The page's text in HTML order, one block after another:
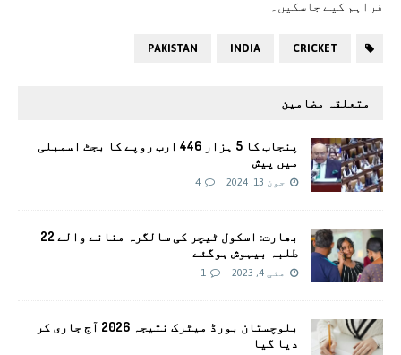
فراہم کیے جاسکیں۔
CRICKET
INDIA
PAKISTAN
متعلقہ مضامین
پنجاب کا 5 ہزار 446 ارب روپے کا بجٹ اسمبلی
میں پیش
جون 13, 2024 4
بھارت: اسکول ٹیچر کی سالگرہ منانے والے 22
طلبہ بیہوش ہوگئے
مئی 4, 2023 1
بلوچستان بورڈ میٹرک نتیجہ 2026 آج جاری کر
دیا گیا